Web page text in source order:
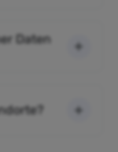
Daten